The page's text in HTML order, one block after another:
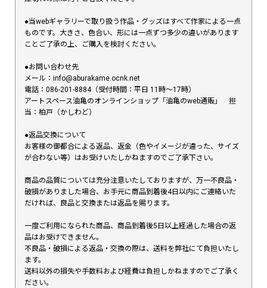
●当webギャラリーで取り扱う作品・グッズはすべて作家による一点
ものです。大きさ、色合い、形には一点ずつ多少の違いがあります
ことご了承の上、ご購入を検討ください。
●お問い合わせ先
メール：info@aburakame.ocnk.net
電話：086-201-8884（受付時間：平日 11時〜17時）
アートスペース油亀のオンラインショップ「油亀のweb通販」 担
当：柏戸（かしわど）
●返品交換について
お客様の御都合による返品、返金（色やイメージが違った、サイズ
が合わない等）はお受けいたしかねますのでご了承下さい。
商品の品質については充分注意いたしておりますが、万一不良品・
破損がありました場合、お手元に商品到着後4日以内にご連絡いた
だければ、良品と交換または返品を賜ります。
一度ご利用になられた商品、商品到着後5日以上経過した場合の返
品はお受けできません。
不良品・破損による返品・交換の際は、送料を弊社にて負担いたし
ます。
送料以外の損失や手数料および経費は負担しかねますのでご了承く
ださい。